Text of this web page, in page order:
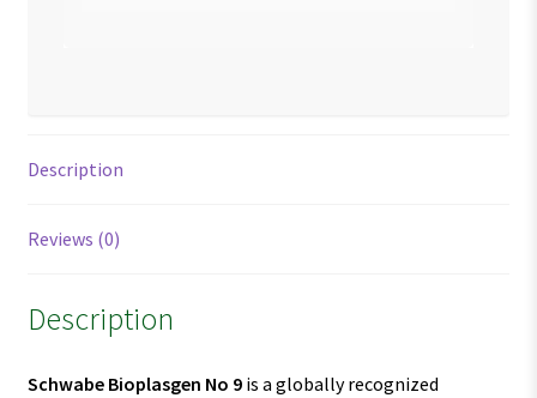
Description
Reviews (0)
Description
Schwabe Bioplasgen No 9is a globally recognized